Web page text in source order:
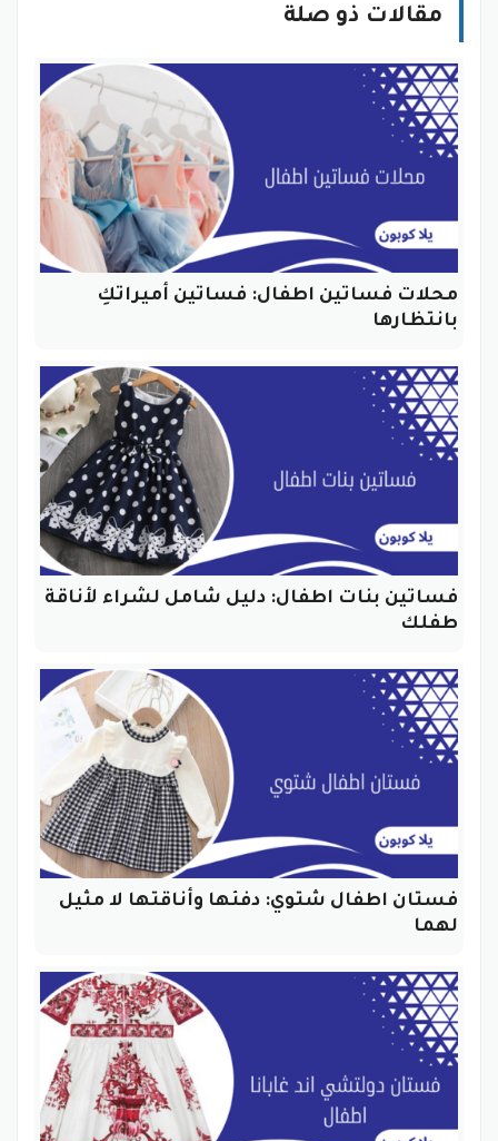
مقالات ذو صلة
محلات فساتين اطفال: فساتين أميراتكِ
بانتظارها
فساتين بنات اطفال: دليل شامل لشراء لأناقة
طفلك
فستان اطفال شتوي: دفئها وأناقتها لا مثيل
لهما